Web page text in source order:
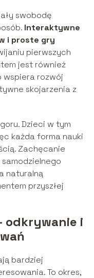
swobodę
Interaktywne
i proste gry
pierwszych
jest również
wspiera rozwój
skojarzenia z
Dzieci w tym
każda forma nauki
Zachęcanie
naturalną
przyszłej
odkrywanie i
bardziej
To okres,